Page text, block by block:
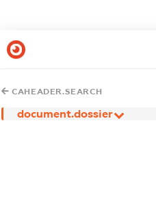
CAHEADER.SEARCH
document.dossier